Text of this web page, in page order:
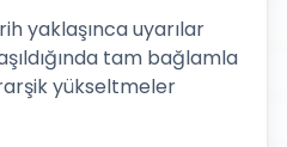
yaklaşınca uyarılar
tam bağlamla
yükseltmeler